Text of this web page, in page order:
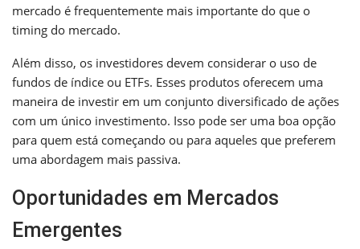
mercado é frequentemente mais importante do que o
timing do mercado.
Além disso, os investidores devem considerar o uso de
fundos de índice ou ETFs. Esses produtos oferecem uma
maneira de investir em um conjunto diversificado de ações
com um único investimento. Isso pode ser uma boa opção
para quem está começando ou para aqueles que preferem
uma abordagem mais passiva.
Oportunidades em Mercados
Emergentes